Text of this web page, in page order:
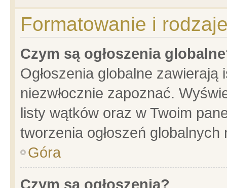
Formatowanie i
Czym są ogłoszenia
Ogłoszenia globalne
niezwłocznie zapoznać.
listy wątków oraz w Twoim
tworzenia ogłoszeń
Góra
Czym są ogłoszenia?